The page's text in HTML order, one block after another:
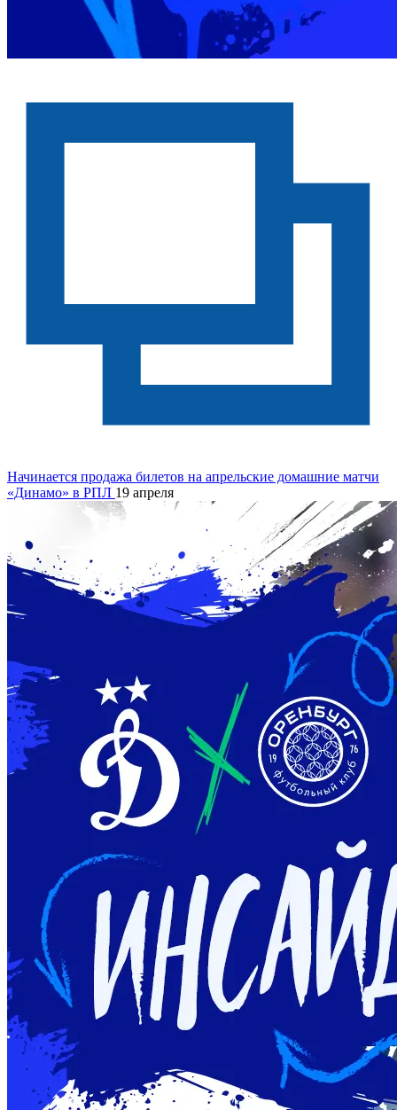
Начинается продажа билетов на апрельские домашние матчи
«Динамо» в РПЛ 19 апреля